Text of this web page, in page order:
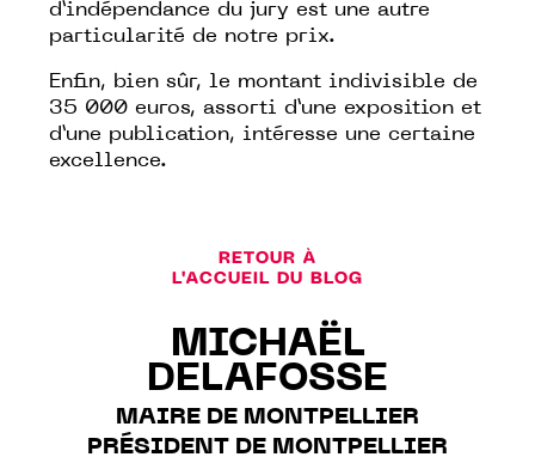
d’indépendance du jury est une autre
particularité de notre prix.
Enfin, bien sûr, le montant indivisible de
35 000 euros, assorti d’une exposition et
d’une publication, intéresse une certaine
excellence.
RETOUR À
L'ACCUEIL DU BLOG
MICHAËL
DELAFOSSE
MAIRE DE MONTPELLIER
PRÉSIDENT DE MONTPELLIER